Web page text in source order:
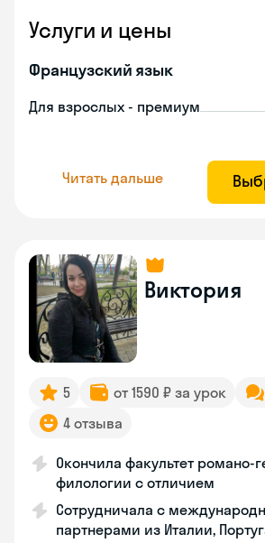
Услуги и цены
Французский язык
Для взрослых - премиум
Читать дальше
Виктория
5 от 1590 ₽ за урок
4 отзыва
Окончила факультет романо-
филологии с отличием
Сотрудничала с
партнерами из Италии,